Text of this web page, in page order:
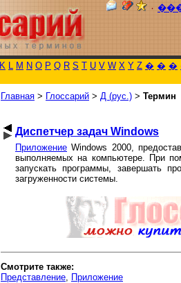
٠
K L M N O P Q R S T U V W X Y Z � � �
Главная > Глоссарий > Д (рус.) > Термин
Диспетчер задач Windows
Приложение Windows 2000,
выполняемых на компьютере. При
запускать программы, завершать
загруженности системы.
Смотрите также:
Представление
Приложение